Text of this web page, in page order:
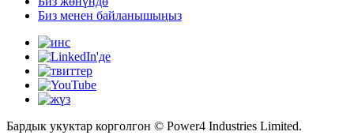
Биз менен байланышыңыз
Бардык укуктар корголгон © Power4 Industries Limited.